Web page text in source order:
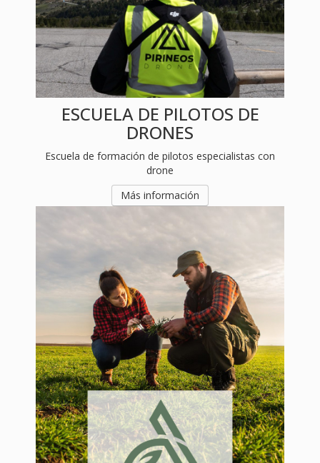
ASESORIA AGRONÓMICA
División de agricultura 4.0. Consultoría agronómica
Más información